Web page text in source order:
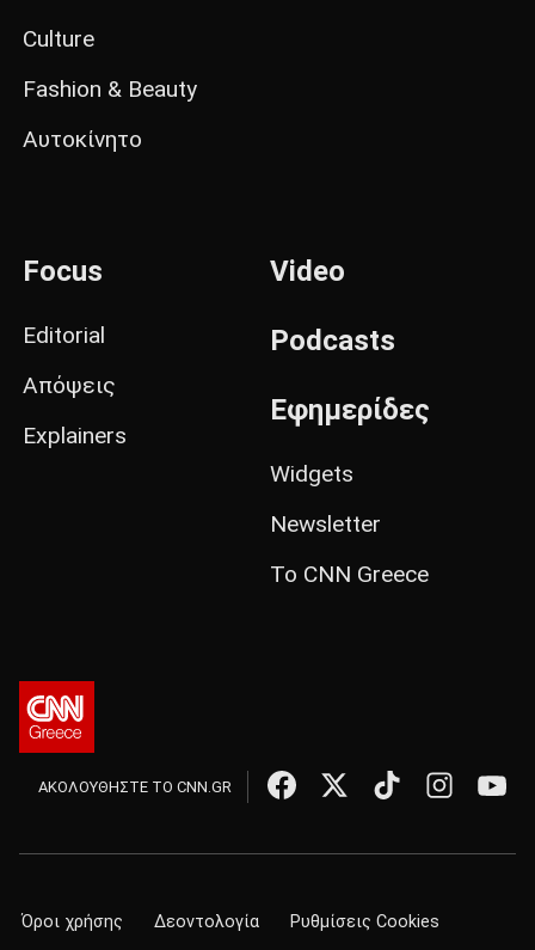
Culture
Fashion & Beauty
Αυτοκίνητο
Focus
Editorial
Απόψεις
Explainers
Video
Podcasts
Εφημερίδες
Widgets
Newsletter
Το CNN Greece
ΑΚΟΛΟΥΘΗΣΤΕ ΤΟ CNN.GR
Όροι χρήσης Δεοντολογία Ρυθμίσεις Cookies